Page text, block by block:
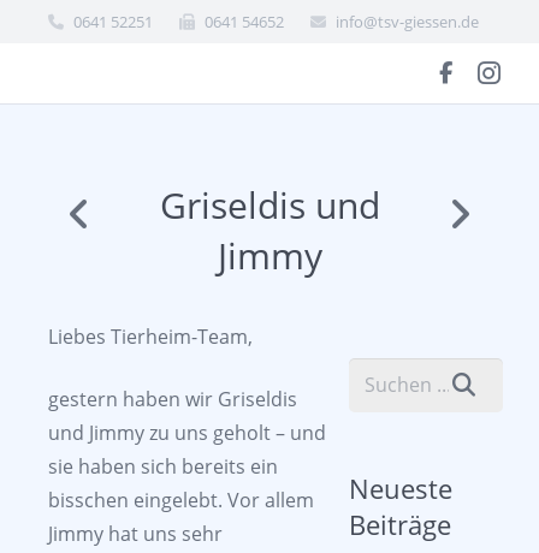
0641 52251 0641 54652 info@tsv-giessen.de
Griseldis und
Jimmy
Liebes Tierheim-Team,
gestern haben wir Griseldis
und Jimmy zu uns geholt – und
sie haben sich bereits ein
bisschen eingelebt. Vor allem
Jimmy hat uns sehr
Neueste
Beiträge